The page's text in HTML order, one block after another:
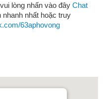
lòng nhấn vào đây Chat
nhất hoặc truy
63aphovong